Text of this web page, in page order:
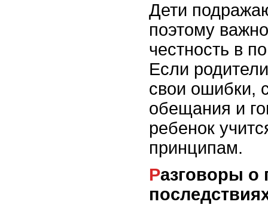
Дети
поэтому
честность в
Если
свои ошибки,
обещания и
ребенок
принципам.
Разговоры о правде и